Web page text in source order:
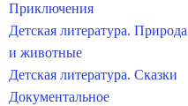
Приключения
Детская литература. Природа
и животные
Детская литература. Сказки
Документальное